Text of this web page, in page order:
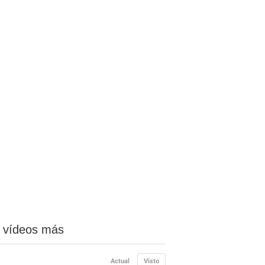
vídeos más
Visto
Actual